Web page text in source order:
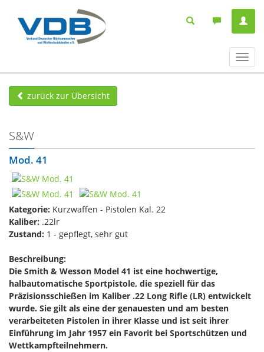
ein-/
zurück zur Übersicht
S&W
Mod. 41
Kategorie: Kurzwaffen - Pistolen Kal. 22
Kaliber: .22lr
Zustand: 1 - gepflegt, sehr gut
Beschreibung:
Die Smith & Wesson Model 41 ist eine hochwertige,
halbautomatische Sportpistole, die speziell für das
Präzisionsschießen im Kaliber .22 Long Rifle (LR) entwickelt
wurde. Sie gilt als eine der genauesten und am besten
verarbeiteten Pistolen in ihrer Klasse und ist seit ihrer
Einführung im Jahr 1957 ein Favorit bei Sportschützen und
Wettkampfteilnehmern.